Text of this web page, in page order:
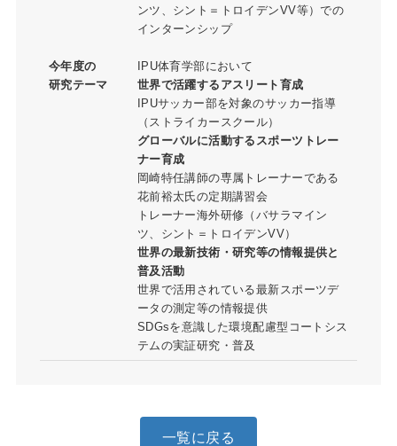
今年度の
研究テーマ
ンツ、シント＝トロイデンVV等）での
インターンシップ
IPU体育学部において
世界で活躍するアスリート育成
IPUサッカー部を対象のサッカー指導
（ストライカースクール）
グローバルに活動するスポーツトレー
ナー育成
岡崎特任講師の専属トレーナーである
花前裕太氏の定期講習会
トレーナー海外研修（バサラマイン
ツ、シント＝トロイデンVV）
世界の最新技術・研究等の情報提供と
普及活動
世界で活用されている最新スポーツデ
ータの測定等の情報提供
SDGsを意識した環境配慮型コートシス
テムの実証研究・普及
一覧に戻る